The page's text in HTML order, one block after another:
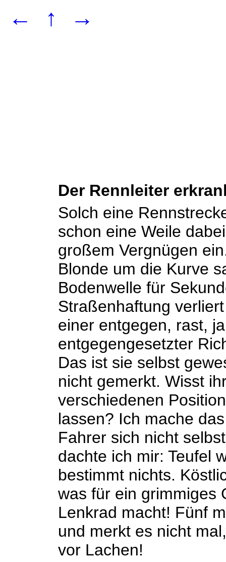
← ↑ →
Der Rennleiter
Solch eine
schon eine Weile
großem Vergnügen
Blonde um die Kurve
Bodenwelle für
Straßenhaftung
einer entgegen, rast,
entgegengesetzter
Das ist sie selbst
nicht gemerkt. Wisst
verschiedenen
lassen? Ich mache
Fahrer sich nicht
dachte ich mir: Teufel
bestimmt nichts.
was für ein grimmiges
Lenkrad macht! Fünf
und merkt es nicht
vor Lachen!